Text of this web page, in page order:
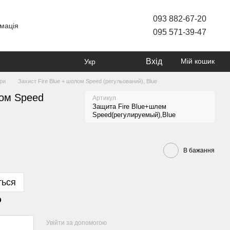
093 882-67-20
095 571-39-47
Укр Вхід Мій кошик
Захист Fire Blue + шолом Speed (регульований), Blue
Speed Артикул
Защита Fire Blue+шлем
Speed(регулируемый),Blue
В бажання
Увійти за допомогою